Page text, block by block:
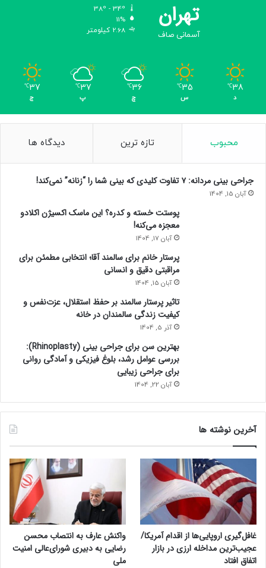
۶
س
ت
تهران
آسمانی صاف
11%
2.68 کیلومتر
38
℃
د
35
℃
س
36
℃
چ
37
℃
پ
37
℃
ج
محبوب تازه ترین دیدگاه ها
جراحی بینی مردانه: ۷ تفاوت کلیدی که بینی شما را “زنانه” نمی‌کند!
آبان 15, 1404
پوستت خسته و کدره؟ این ماسک اکسیژن اکلادو
معجزه می‌کنه!
آبان 17, 1404
پرستار خانم برای سالمند آقا؛ انتخابی مطمئن برای
مراقبتی دقیق و انسانی
آبان 15, 1404
تاثیر پرستار سالمند بر حفظ استقلال، عزت‌نفس و
کیفیت زندگی سالمندان در خانه
آذر 5, 1404
بهترین سن برای جراحی بینی (Rhinoplasty):
بررسی عوامل رشد، بلوغ فیزیکی و آمادگی روانی
برای جراحی زیبایی
آبان 22, 1404
آخرین نوشته ها
غافل‌گیری اروپایی‌ها از اقدام آمریکا/
عجیب‌ترین مداخله ارزی در بازار
اتفاق افتاد
واکنش عارف به انتصاب محسن
رضایی به دبیری شورای‌عالی امنیت
ملی